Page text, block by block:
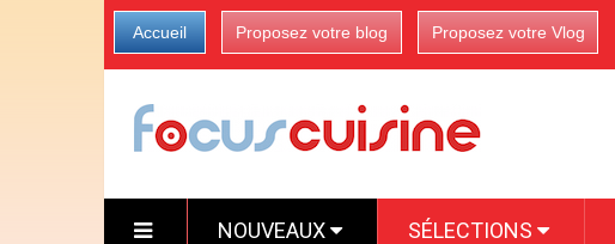
Accueil Proposez votre blog Proposez votre Vlog
NOUVEAUX SÉLECTIONS